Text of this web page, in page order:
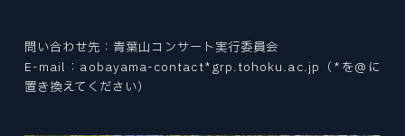
問い合わせ先：青葉山コンサート実行委員会
E-mail：aobayama-contact*grp.tohoku.ac.jp（*を@に
置き換えてください）